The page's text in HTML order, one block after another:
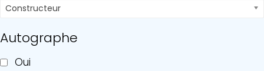
Constructeur
Autographe
Oui